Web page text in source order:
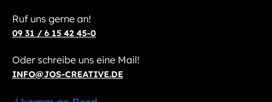
Ruf uns gerne an!
09 31 / 6 15 42 45-0
Oder schreibe uns eine Mail!
INFO@JOS-CREATIVE.DE